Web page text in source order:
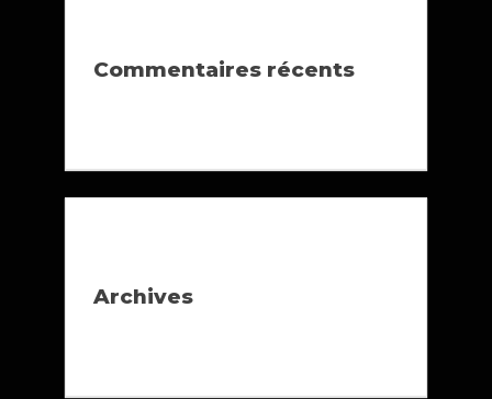
Commentaires récents
Archives